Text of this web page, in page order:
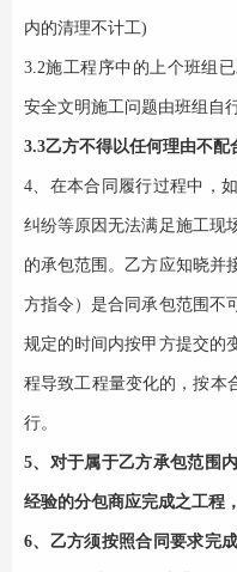
内的清理不计工)
3.2施工程序中的上个班组
安全文明施工问题由班组自
3.3乙方不得以任何理由不配
4、 在本合同履行过程中，
纠纷等原因无法满足施工现
的承包范围。乙方应知晓并
方指令）是合同承包范围不
规定的时间内按甲方提交的
程导致工程量变化的，按本
行。
5、对于属于乙方承包范围
经验的分包商应完成之工程
6、乙方须按照合同要求完